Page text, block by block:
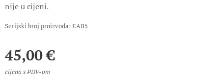
nije u cijeni.
Serijski broj proizvoda: EAB5
45,00€
cijena s PDV-om